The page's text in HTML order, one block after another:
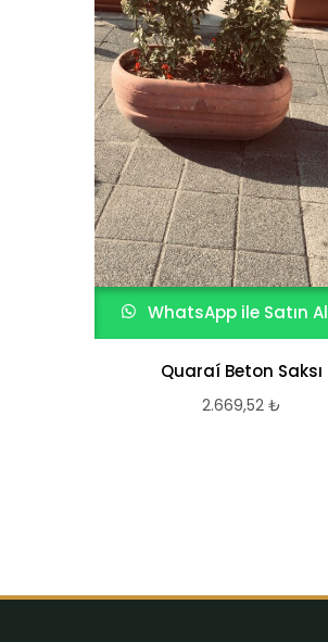
WhatsApp ile Satın Al
Quaraí Beton Saksı
2.669,52 ₺